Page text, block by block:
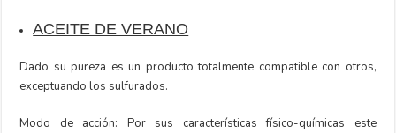
ACEITE DE VERANO
Dado su pureza es un producto totalmente compatible con otros,
exceptuando los sulfurados.
Modo de acción: Por sus características físico-químicas este